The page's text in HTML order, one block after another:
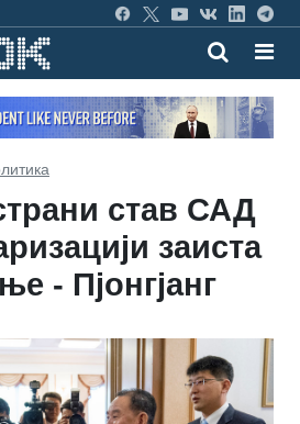
став САД
заиста
- Пјонгјанг